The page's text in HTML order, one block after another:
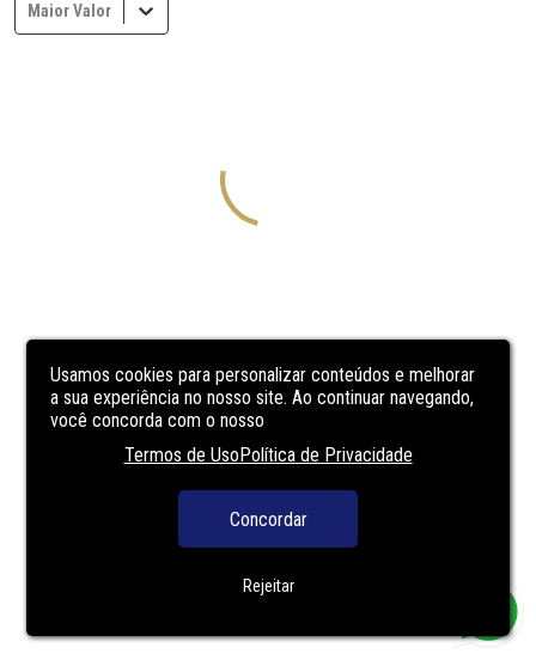
Usamos cookies para personalizar conteúdos e melhorar
a sua experiência no nosso site. Ao continuar navegando,
você concorda com o nosso
Termos de UsoPolítica de Privacidade
Concordar
Rejeitar
Maior Valor